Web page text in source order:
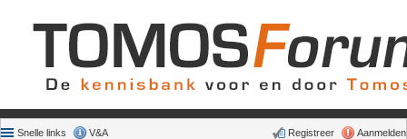
Snelle links V&A Aanmelden
Registreer